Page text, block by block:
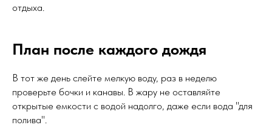
отдыха.
План после каждого дождя
В тот же день слейте мелкую воду, раз в неделю
проверьте бочки и канавы. В жару не оставляйте
открытые емкости с водой надолго, даже если вода "для
полива".